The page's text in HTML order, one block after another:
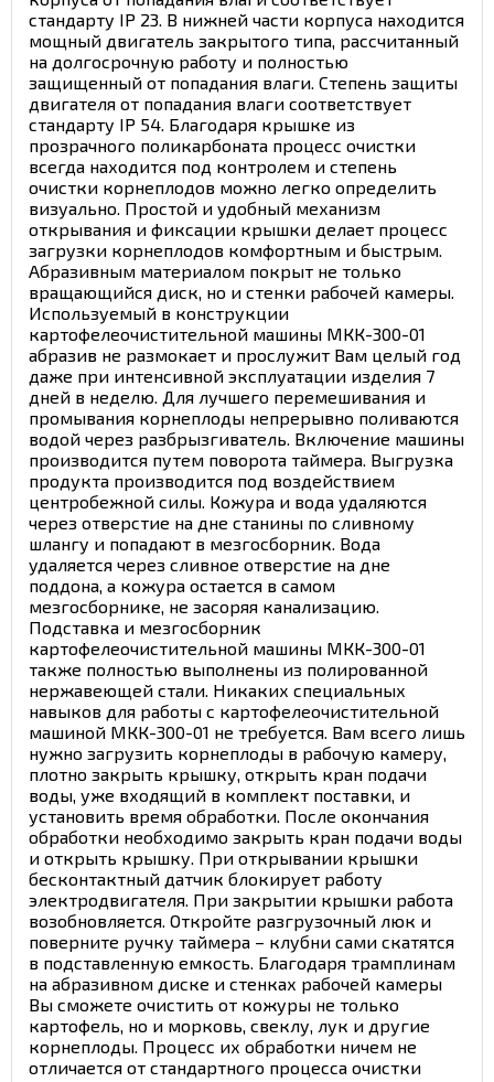
стандарту IP 23. В нижней части корпуса находится
мощный двигатель закрытого типа, рассчитанный
на долгосрочную работу и полностью
защищенный от попадания влаги. Степень защиты
двигателя от попадания влаги соответствует
стандарту IP 54. Благодаря крышке из
прозрачного поликарбоната процесс очистки
всегда находится под контролем и степень
очистки корнеплодов можно легко определить
визуально. Простой и удобный механизм
открывания и фиксации крышки делает процесс
загрузки корнеплодов комфортным и быстрым.
Абразивным материалом покрыт не только
вращающийся диск, но и стенки рабочей камеры.
Используемый в конструкции
картофелеочистительной машины МКК-300-01
абразив не размокает и прослужит Вам целый год
даже при интенсивной эксплуатации изделия 7
дней в неделю. Для лучшего перемешивания и
промывания корнеплоды непрерывно поливаются
водой через разбрызгиватель. Включение машины
производится путем поворота таймера. Выгрузка
продукта производится под воздействием
центробежной силы. Кожура и вода удаляются
через отверстие на дне станины по сливному
шлангу и попадают в мезгосборник. Вода
удаляется через сливное отверстие на дне
поддона, а кожура остается в самом
мезгосборнике, не засоряя канализацию.
Подставка и мезгосборник
картофелеочистительной машины МКК-300-01
также полностью выполнены из полированной
нержавеющей стали. Никаких специальных
навыков для работы с картофелеочистительной
машиной МКК-300-01 не требуется. Вам всего лишь
нужно загрузить корнеплоды в рабочую камеру,
плотно закрыть крышку, открыть кран подачи
воды, уже входящий в комплект поставки, и
установить время обработки. После окончания
обработки необходимо закрыть кран подачи воды
и открыть крышку. При открывании крышки
бесконтактный датчик блокирует работу
электродвигателя. При закрытии крышки работа
возобновляется. Откройте разгрузочный люк и
поверните ручку таймера – клубни сами скатятся
в подставленную емкость. Благодаря трамплинам
на абразивном диске и стенках рабочей камеры
Вы сможете очистить от кожуры не только
картофель, но и морковь, свеклу, лук и другие
корнеплоды. Процесс их обработки ничем не
отличается от стандартного процесса очистки